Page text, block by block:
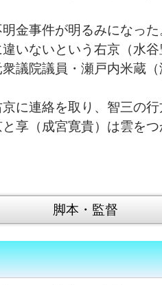
金事件が明るみになっ
いないという右京（水谷
議院議員・瀬戸内米蔵
に連絡を取り、智三の
享（成宮寛貴）は雲を
脚本・監督